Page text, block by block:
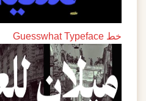
خط Guesswhat Typeface